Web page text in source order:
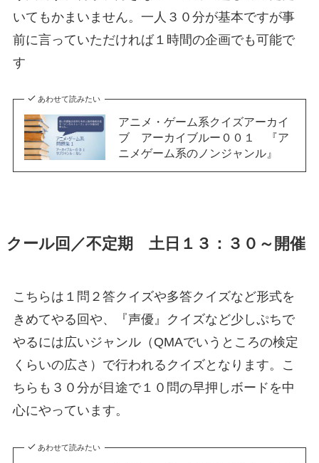
いてもかまいません。一人３０分が基本ですが事
前に言っていただければ１時間の企画でも可能で
す
あわせて読みたい
アニメ・ゲーム系クイズアーカイ
ブ アーカイブルー００１ 『ア
ニメゲーム系のノンジャンル』
クール回／不定期 土日１３：３０～開催
こちらは１問２答クイズや多答クイズなど形式を
きめてやる回や、『声優』クイズなど少しぷちで
やるには広いジャンル（QMAでいうところの検定
くらいの広さ）で行われるクイズとなります。こ
ちらも３０分が目途で１０問の早押しボードを中
心にやっています。
あわせて読みたい